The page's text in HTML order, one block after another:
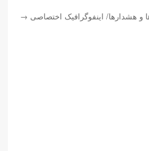
و هشدارها/ اینفوگرافیک اختصاصی →